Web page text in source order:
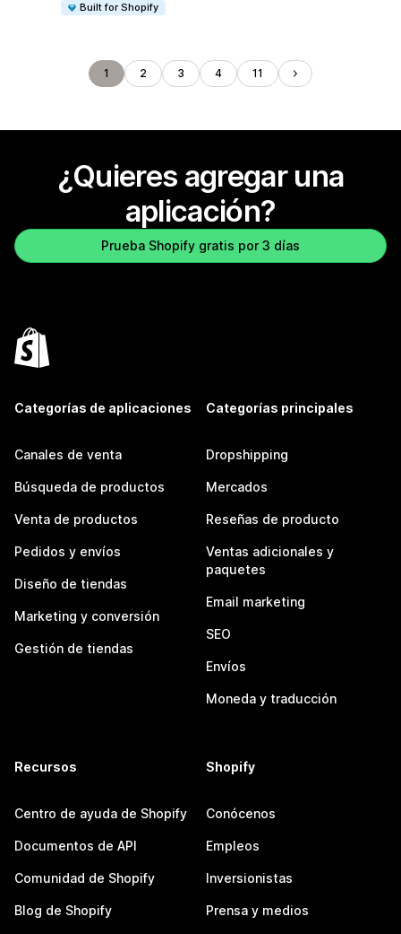
Built for Shopify
1 2 3 4 11
¿Quieres agregar una
aplicación?
Prueba Shopify gratis por 3 días
Categorías de aplicaciones
Canales de venta
Búsqueda de productos
Venta de productos
Pedidos y envíos
Diseño de tiendas
Marketing y conversión
Gestión de tiendas
Categorías principales
Dropshipping
Mercados
Reseñas de producto
Ventas adicionales y
paquetes
Email marketing
SEO
Envíos
Moneda y traducción
Recursos
Centro de ayuda de Shopify
Documentos de API
Comunidad de Shopify
Blog de Shopify
Shopify
Conócenos
Empleos
Inversionistas
Prensa y medios